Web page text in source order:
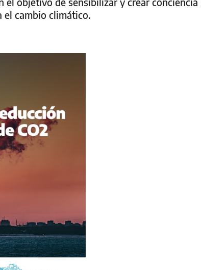
el cambio climático.